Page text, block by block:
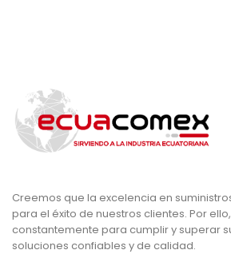
Creemos que la excelencia en
para el éxito de nuestros clientes. Por
constantemente para cumplir y superar
soluciones confiables y de calidad.